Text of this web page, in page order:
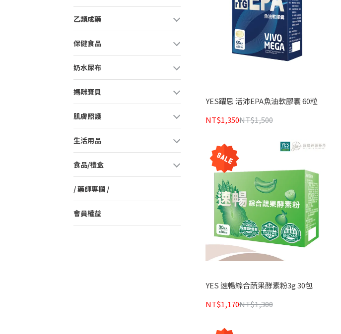
乙類成藥
保健食品
奶水尿布
媽咪寶貝
肌膚照護
生活用品
食品/禮盒
/ 藥師專欄 /
會員權益
YES躍思 活沛EPA魚油軟膠囊 60粒
NT$1,350NT$1,500
YES 速暢綜合蔬果酵素粉3g 30包
NT$1,170NT$1,300